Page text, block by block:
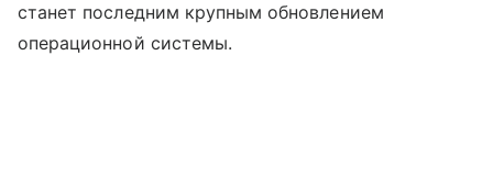
станет последним крупным обновлением
операционной системы.